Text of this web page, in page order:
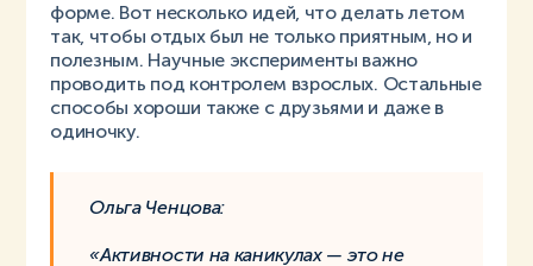
форме. Вот несколько идей, что делать летом
так, чтобы отдых был не только приятным, но и
полезным. Научные эксперименты важно
проводить под контролем взрослых. Остальные
способы хороши также с друзьями и даже в
одиночку.
Ольга Ченцова:
«Активности на каникулах — это не